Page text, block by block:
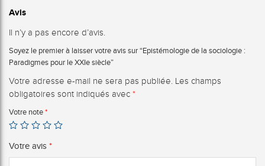
Avis
Il n’y a pas encore d’avis.
Soyez le premier à laisser votre avis sur “Epistémologie de la sociologie :
Paradigmes pour le XXIe siècle”
Votre adresse e-mail ne sera pas publiée. Les champs
obligatoires sont indiqués avec *
Votre note *
Votre avis *